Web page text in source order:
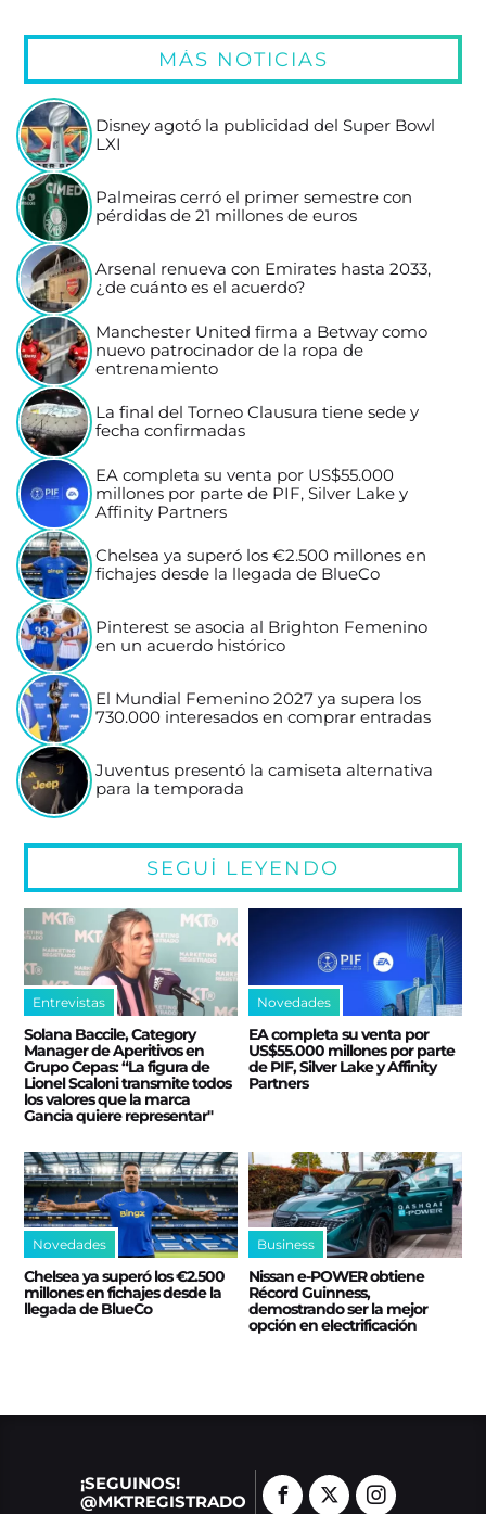
MÁS NOTICIAS
Disney agotó la publicidad del Super Bowl
LXI
Palmeiras cerró el primer semestre con
pérdidas de 21 millones de euros
Arsenal renueva con Emirates hasta 2033,
¿de cuánto es el acuerdo?
Manchester United firma a Betway como
nuevo patrocinador de la ropa de
entrenamiento
La final del Torneo Clausura tiene sede y
fecha confirmadas
EA completa su venta por US$55.000
millones por parte de PIF, Silver Lake y
Affinity Partners
Chelsea ya superó los €2.500 millones en
fichajes desde la llegada de BlueCo
Pinterest se asocia al Brighton Femenino
en un acuerdo histórico
El Mundial Femenino 2027 ya supera los
730.000 interesados en comprar entradas
Juventus presentó la camiseta alternativa
para la temporada
SEGUÍ LEYENDO
Entrevistas
Solana Baccile, Category
Manager de Aperitivos en
Grupo Cepas: “La figura de
Lionel Scaloni transmite todos
los valores que la marca
Gancia quiere representar"
Novedades
EA completa su venta por
US$55.000 millones por parte
de PIF, Silver Lake y Affinity
Partners
Novedades
Chelsea ya superó los €2.500
millones en fichajes desde la
llegada de BlueCo
Business
Nissan e‑POWER obtiene
Récord Guinness,
demostrando ser la mejor
opción en electrificación
¡SEGUINOS!
@MKTREGISTRADO